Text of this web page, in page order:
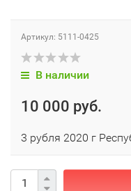
Артикул: 5111-0425
В наличии
10 000 руб.
3 рубля 2020 г